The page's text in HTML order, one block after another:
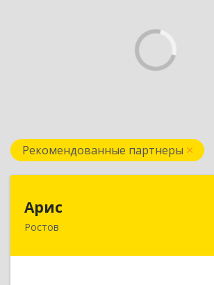
Рекомендованные партнеры
Арис
Ростов